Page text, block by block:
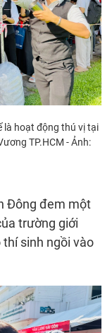
là hoạt động thú vị tại
TP.HCM - Ảnh:
Đông đem một
trường giới
sinh ngồi vào